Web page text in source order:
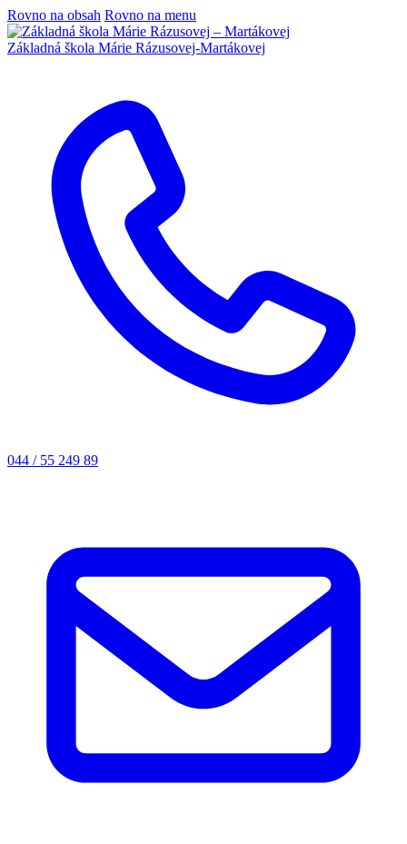
Rovno na obsah Rovno na menu
Základná škola Márie Rázusovej-Martákovej
044 / 55 249 89